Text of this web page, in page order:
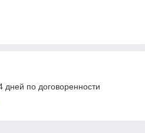
дней по договоренности